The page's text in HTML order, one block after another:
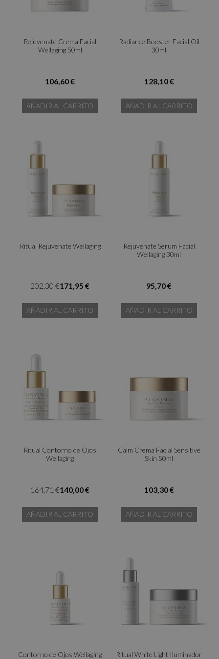
Rejuvenate Crema Facial
Wellaging 50ml
106,60 €
AÑADIR AL CARRITO
Radiance Booster Facial Oil
30ml
128,10 €
AÑADIR AL CARRITO
Ritual Rejuvenate Wellaging
171,95 €
202,30 €
AÑADIR AL CARRITO
Rejuvenate Sérum Facial
Wellaging 30ml
95,70 €
AÑADIR AL CARRITO
Ritual Contorno de Ojos
Wellaging
140,00 €
164,71 €
AÑADIR AL CARRITO
Calm Crema Facial Sensitive
Skin 50ml
103,30 €
AÑADIR AL CARRITO
Contorno de Ojos Wellaging
Ritual White Light Iluminador